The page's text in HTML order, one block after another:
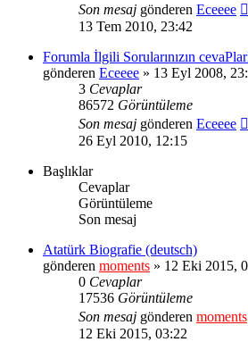
Son mesaj gönderen Eceeee
13 Tem 2010, 23:42
Forumla İlgili Sorularınızın
gönderen Eceeee » 13 Eyl 2008,
3 Cevaplar
86572 Görüntüleme
Son mesaj gönderen Eceeee
26 Eyl 2010, 12:15
Başlıklar
Cevaplar
Görüntüleme
Son mesaj
Atatürk Biografie (deutsch)
gönderen moments » 12 Eki 2015,
0 Cevaplar
17536 Görüntüleme
Son mesaj gönderen moments
12 Eki 2015, 03:22